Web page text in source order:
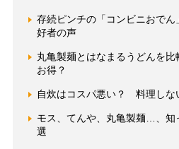
存続ピンチの「コンビニおで
好者の声
丸亀製麺とはなまるうどんを
お得？
自炊はコスパ悪い？ 料理しな
モス、てんや、丸亀製麺…、知
選